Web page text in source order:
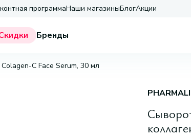
программаНаши магазиныБлогАкции
Бренды
C Face Serum, 30 мл